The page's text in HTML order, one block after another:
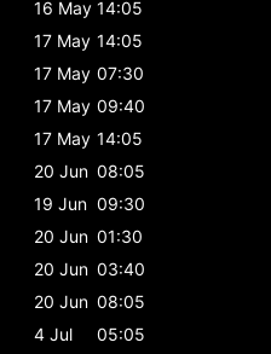
16 May 14:05
17 May 14:05
17 May 07:30
17 May 09:40
17 May 14:05
20 Jun 08:05
19 Jun 09:30
20 Jun 01:30
20 Jun 03:40
20 Jun 08:05
4 Jul
05:05